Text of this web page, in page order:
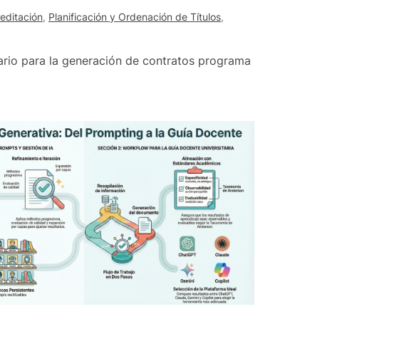
, Planificación y Ordenación de Títulos,
para la generación de contratos programa